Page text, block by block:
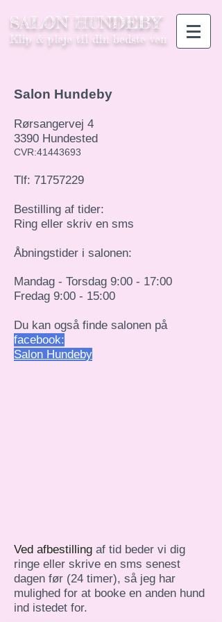
SALON HUNDEBY
Klip & pleje til din bedste ven
Salon Hundeby
Rørsangervej 4
3390 Hundested
CVR:41443693
Tlf: 71757229
Bestilling af tider:
Ring eller skriv en sms
Åbningstider i salonen:
Mandag - Torsdag 9:00 - 17:00
Fredag 9:00 - 15:00
Du kan også finde salonen på
facebook:
Salon Hundeby
Ved afbestilling af tid beder vi dig
ringe eller skrive en sms senest
dagen før (24 timer), så jeg har
mulighed for at booke en anden hund
ind istedet for.